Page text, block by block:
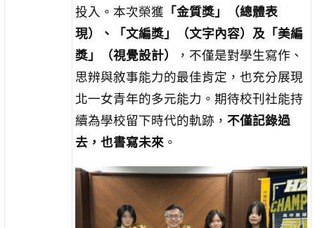
投入。本次榮獲 「金質獎」（總體表
現）、「文編獎」（文字內容）及「美編
獎」（視覺設計）
，不僅是對學生寫作、
思辨與敘事能力的最佳肯定，也充分展現
北一女青年的多元能力。期待校刊社能持
續為學校留下時代的軌跡， 不僅記錄過
去，也書寫未來。